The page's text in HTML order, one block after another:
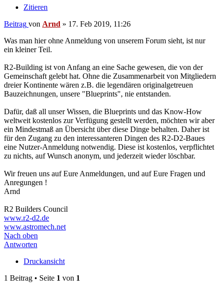
Zitieren
Beitrag von Arnd » 17. Feb 2019, 11:26
Was man hier ohne Anmeldung von unserem Forum sieht, ist nur
ein kleiner Teil.
R2-Building ist von Anfang an eine Sache gewesen, die von der
Gemeinschaft gelebt hat. Ohne die Zusammenarbeit von Mitgliedern
dreier Kontinente wären z.B. die legendären originalgetreuen
Bauzeichnungen, unsere "Blueprints", nie entstanden.
Dafür, daß all unser Wissen, die Blueprints und das Know-How
weltweit kostenlos zur Verfügung gestellt werden, möchten wir aber
ein Mindestmaß an Übersicht über diese Dinge behalten. Daher ist
für den Zugang zu den interessanteren Dingen des R2-D2-Baues
eine Nutzer-Anmeldung notwendig. Diese ist kostenlos, verpflichtet
zu nichts, auf Wunsch anonym, und jederzeit wieder löschbar.
Wir freuen uns auf Eure Anmeldungen, und auf Eure Fragen und
Anregungen !
Arnd
R2 Builders Council
www.r2-d2.de
www.astromech.net
Nach oben
Antworten
Druckansicht
1 Beitrag • Seite 1 von 1